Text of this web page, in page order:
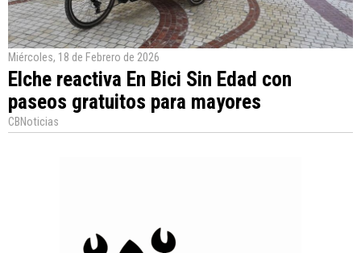
Miércoles, 18 de Febrero de 2026
Elche reactiva En Bici Sin Edad con
paseos gratuitos para mayores
CBNoticias